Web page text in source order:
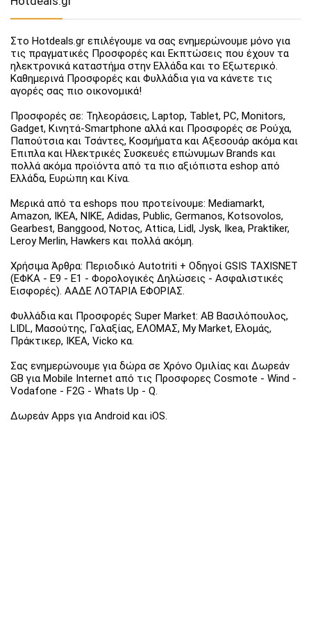
Στο Hotdeals.gr επιλέγουμε να σας ενημερώνουμε μόνο για
τις πραγματικές Προσφορές και Εκπτώσεις που έχουν τα
ηλεκτρονικά καταστήμα στην Ελλάδα και το Εξωτερικό.
Καθημερινά Προσφορές και Φυλλάδια για να κάνετε τις
αγορές σας πιο οικονομικά!
Προσφορές σε: Τηλεοράσεις, Laptop, Tablet, PC, Monitors,
Gadget, Κινητά-Smartphone αλλά και Προσφορές σε Ρούχα,
Παπούτσια και Τσάντες, Κοσμήματα και Αξεσουάρ ακόμα και
Έπιπλα και Ηλεκτρικές Συσκευές επώνυμων Brands και
πολλά ακόμα προϊόντα από τα πιο αξιόπιστα eshop από
Ελλάδα, Ευρώπη και Κίνα.
Μερικά από τα eshops που προτείνουμε: Mediamarkt,
Amazon, IKEA, NIKE, Adidas, Public, Germanos, Kotsovolos,
Gearbest, Banggood, Νοτος, Attica, Lidl, Jysk, Ikea, Praktiker,
Leroy Merlin, Hawkers και πολλά ακόμη.
Χρήσιμα Άρθρα: Περιοδικό Autotriti + Οδηγοί GSIS TAXISNET
(ΕΦΚΑ - Ε9 - Ε1 - Φορολογικές Δηλώσεις - Ασφαλιστικές
Εισφορές). ΑΑΔΕ ΛΟΤΑΡΙΑ ΕΦΟΡΙΑΣ.
Φυλλάδια και Προσφορές Super Market: ΑΒ Βασιλόπουλος,
LIDL, Μασούτης, Γαλαξίας, ΕΛΟΜΑΣ, My Market, Ελομάς,
Πράκτικερ, ΙΚΕΑ, Vicko κα.
Σας ενημερώνουμε για δώρα σε Χρόνο Ομιλίας και Δωρεάν
GB για Mobile Internet από τις Προσφορες Cosmote - Wind -
Vodafone - F2G - Whats Up - Q.
Δωρεάν Apps για Android και iOS.